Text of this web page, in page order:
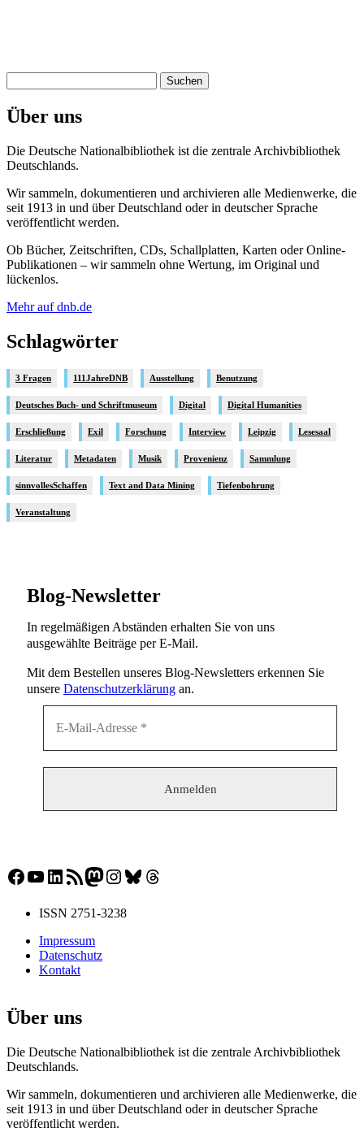
nach:
Über uns
Die Deutsche Nationalbibliothek ist die zentrale Archivbibliothek
Deutschlands.
Wir sammeln, dokumentieren und archivieren alle Medienwerke, die
seit 1913 in und über Deutschland oder in deutscher Sprache
veröffentlicht werden.
Ob Bücher, Zeitschriften, CDs, Schallplatten, Karten oder Online-
Publikationen – wir sammeln ohne Wertung, im Original und
lückenlos.
Mehr auf dnb.de
Schlagwörter
3 Fragen 111JahreDNB Ausstellung Benutzung
Deutsches Buch- und Schriftmuseum Digital Digital Humanities
Erschließung Exil Forschung Interview Leipzig Lesesaal
Literatur Metadaten Musik Provenienz Sammlung
sinnvollesSchaffen Text and Data Mining Tiefenbohrung
Veranstaltung
Blog-Newsletter
In regelmäßigen Abständen erhalten Sie von uns
ausgewählte Beiträge per E-Mail.
Mit dem Bestellen unseres Blog-Newsletters erkennen Sie
unsere Datenschutzerklärung an.
Facebook
YouTube
LinkedIn
RSS-FeedMastodon
Instagram
Bluesky
Threads
ISSN 2751-3238
Impressum
Datenschutz
Kontakt
Über uns
Die Deutsche Nationalbibliothek ist die zentrale Archivbibliothek
Deutschlands.
Wir sammeln, dokumentieren und archivieren alle Medienwerke, die
seit 1913 in und über Deutschland oder in deutscher Sprache
veröffentlicht werden.